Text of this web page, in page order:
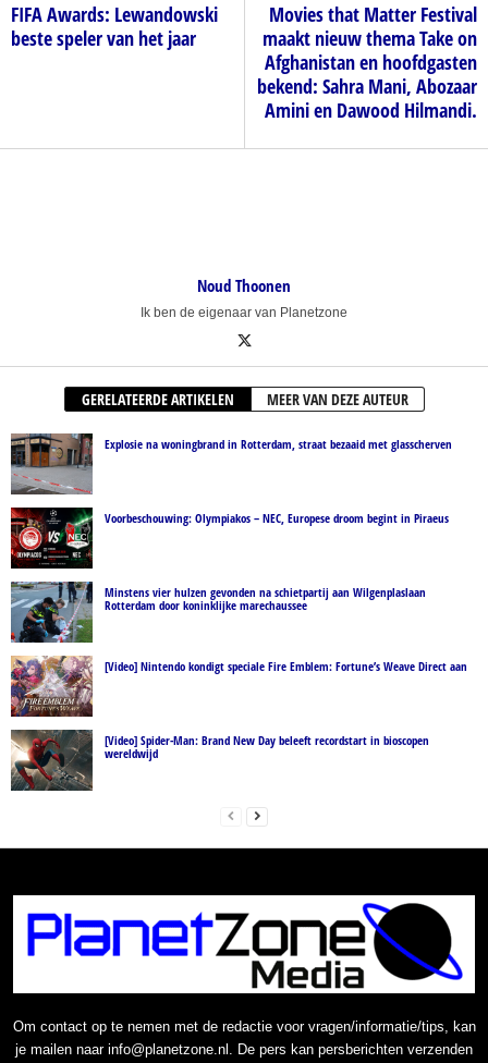
FIFA Awards: Lewandowski
beste speler van het jaar
Movies that Matter Festival
maakt nieuw thema Take on
Afghanistan en hoofdgasten
bekend: Sahra Mani, Abozaar
Amini en Dawood Hilmandi.
Noud Thoonen
Ik ben de eigenaar van Planetzone
GERELATEERDE ARTIKELEN MEER VAN DEZE AUTEUR
Explosie na woningbrand in Rotterdam, straat bezaaid met glasscherven
Voorbeschouwing: Olympiakos – NEC, Europese droom begint in Piraeus
Minstens vier hulzen gevonden na schietpartij aan Wilgenplaslaan
Rotterdam door koninklijke marechaussee
[Video] Nintendo kondigt speciale Fire Emblem: Fortune’s Weave Direct aan
[Video] Spider-Man: Brand New Day beleeft recordstart in bioscopen
wereldwijd
Om contact op te nemen met de redactie voor vragen/informatie/tips, kan
je mailen naar info@planetzone.nl. De pers kan persberichten verzenden